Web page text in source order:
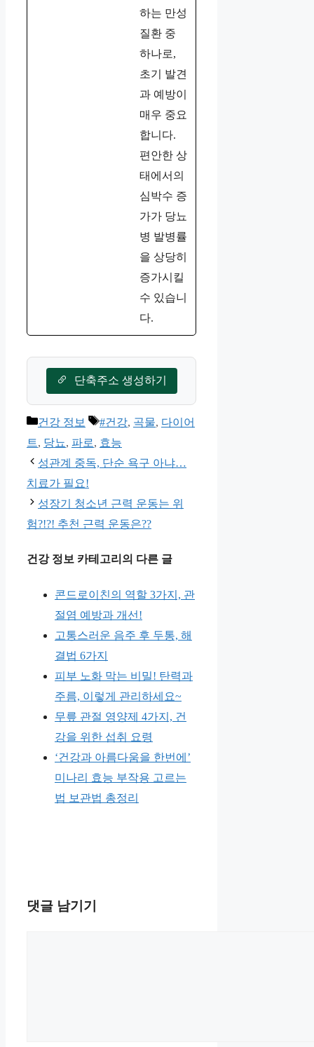
하는 만성
질환 중
하나로,
초기 발견
과 예방이
매우 중요
합니다.
편안한 상
태에서의
심박수 증
가가 당뇨
병 발병률
을 상당히
증가시킬
수 있습니
다.
단축주소 생성하기
카
테
고
리
건강 정보
태
그
#건강, 곡물, 다이어
트, 당뇨, 파로, 효능
성관계 중독, 단순 욕구 아냐…
치료가 필요!
성장기 청소년 근력 운동는 위
험?!?! 추천 근력 운동은??
건강 정보 카테고리의 다른 글
콘드로이친의 역할 3가지, 관
절염 예방과 개선!
고통스러운 음주 후 두통, 해
결법 6가지
피부 노화 막는 비밀! 탄력과
주름, 이렇게 관리하세요~
무릎 관절 영양제 4가지, 건
강을 위한 섭취 요령
‘건강과 아름다움을 한번에’
미나리 효능 부작용 고르는
법 보관법 총정리
댓글 남기기